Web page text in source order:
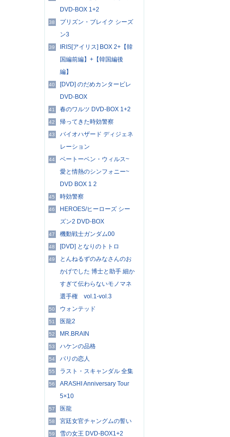
DVD-BOX 1+2
38
プリズン・ブレイク シーズ
ン3
39
IRIS[アイリス] BOX 2+【韓
国編前編】+【韓国編後
編】
40
[DVD] のだめカンタービレ
DVD-BOX
41 春のワルツ DVD-BOX 1+2
42 帰ってきた時効警察
43
バイオハザード ディジェネ
レーション
44
ベートーベン・ウィルス~
愛と情熱のシンフォニー~
DVD BOX 1 2
45 時効警察
46
HEROES/ヒーローズ シー
ズン2 DVD-BOX
47 機動戦士ガンダム00
48 [DVD] となりのトトロ
49
とんねるずのみなさんのお
かげでした 博士と助手 細か
すぎて伝わらないモノマネ
選手権 vol.1-vol.3
50 ウォンテッド
51 医龍2
52 MR.BRAIN
53 ハケンの品格
54 パリの恋人
55 ラスト・スキャンダル 全集
56
ARASHI Anniversary Tour
5×10
57 医龍
58 宮廷女官チャングムの誓い
59 雪の女王 DVD-BOX1+2